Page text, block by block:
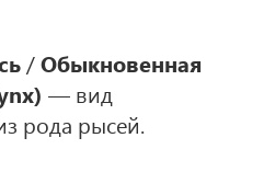
/Обыкновенная
— вид
рода рысей.